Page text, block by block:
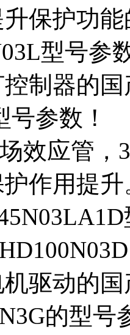
保护功
型号参
制器的
号参数！
效应管
作用提升
驱动的
的型号